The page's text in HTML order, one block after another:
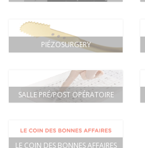
PIÉZOSURGERY
SALLE PRÉ/POST OPÉRATOIRE
LE COIN DES BONNES AFFAIRES